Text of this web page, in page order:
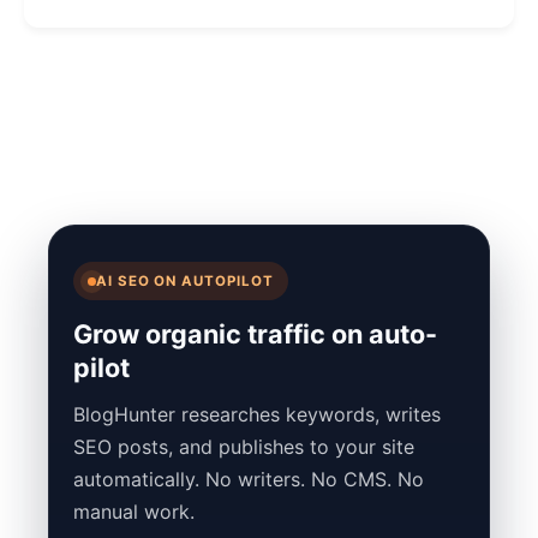
AI SEO ON AUTOPILOT
Grow organic traffic on auto-
pilot
BlogHunter researches keywords, writes
SEO posts, and publishes to your site
automatically. No writers. No CMS. No
manual work.